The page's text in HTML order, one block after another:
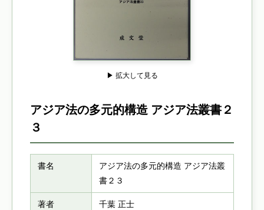
▶ 拡大して見る
アジア法の多元的構造 アジア法叢書２
３
書名
アジア法の多元的構造 アジア法叢
書２３
著者 千葉 正士